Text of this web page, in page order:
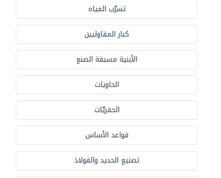
تسرّب المياه
كبار المقاوليين
الأبنية مسبقة الصنع
الحاويات
الحفريّات
قواعد الأساس
تصنيع الحديد والفولاذ